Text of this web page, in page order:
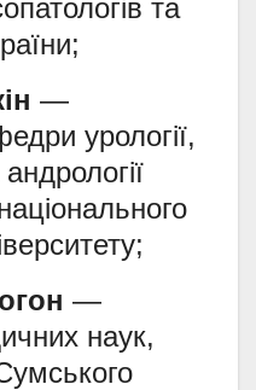
та
—
урології,
—
наук,